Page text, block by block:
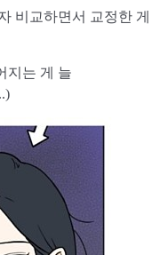
비교하면서 교정한 게
지는 게 늘